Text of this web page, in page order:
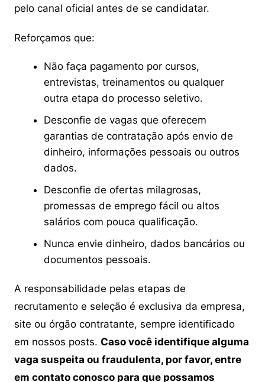
pelo canal oficial antes de se candidatar.
Reforçamos que:
Não faça pagamento por cursos,
entrevistas, treinamentos ou qualquer
outra etapa do processo seletivo.
Desconfie de vagas que oferecem
garantias de contratação após envio de
dinheiro, informações pessoais ou outros
dados.
Desconfie de ofertas milagrosas,
promessas de emprego fácil ou altos
salários com pouca qualificação.
Nunca envie dinheiro, dados bancários ou
documentos pessoais.
A responsabilidade pelas etapas de
recrutamento e seleção é exclusiva da empresa,
site ou órgão contratante, sempre identificado
em nossos posts. Caso você identifique alguma
vaga suspeita ou fraudulenta, por favor, entre
em contato conosco para que possamos